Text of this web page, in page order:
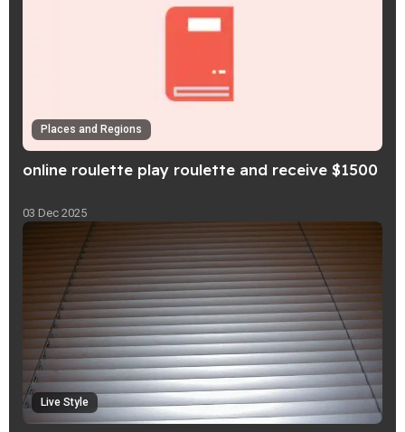
Places and Regions
online roulette play roulette and receive $1500
03 Dec 2025
Live Style